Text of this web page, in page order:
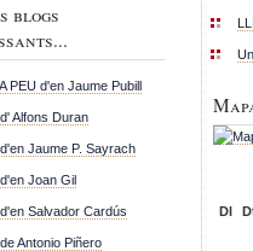
blogs
PEU d'en Jaume Pubill
Alfons Duran
Jaume P. Sayrach
Joan Gil
Salvador Cardús
Antonio Piñero
Dl